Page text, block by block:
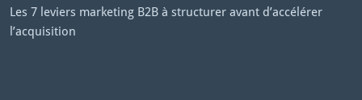
Les 7 leviers marketing B2B à structurer avant d’accélérer
l’acquisition